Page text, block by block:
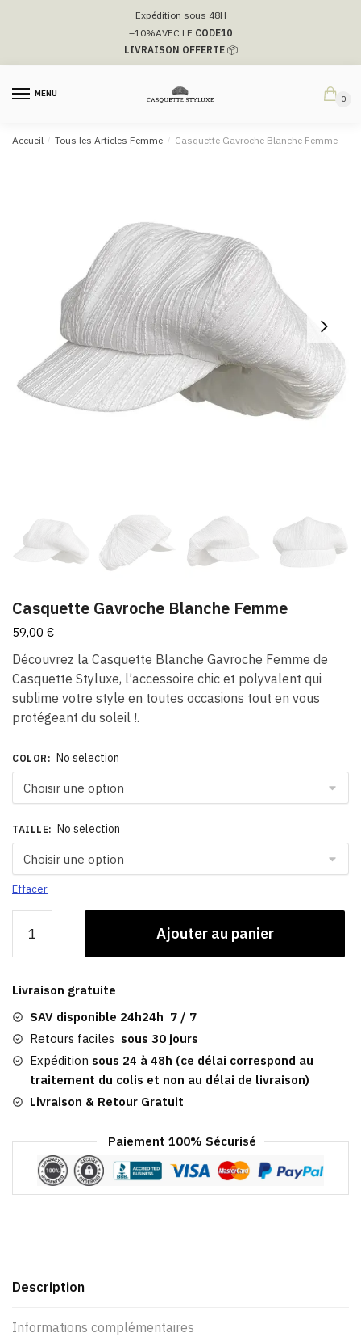
navigation
Expédition sous 48H
–10%AVEC LE CODE10
LIVRAISON OFFERTE📦
MENU
0
Accueil / Tous les Articles Femme / Casquette Gavroche Blanche Femme
Casquette Gavroche Blanche Femme
59,00 €
Découvrez la Casquette Blanche Gavroche Femme de
Casquette Styluxe, l’accessoire chic et polyvalent qui
sublime votre style en toutes occasions tout en vous
protégeant du soleil !.
COLOR : No selection
TAILLE: No selection
Effacer
Casquette
Blanche
Femme
Ajouter au panier
Livraison gratuite
SAV disponible 24h24h 7 / 7
Retours faciles sous 30 jours
Expédition sous 24 à 48h (ce délai correspond au
traitement du colis et non au délai de livraison)
Livraison & Retour Gratuit
Paiement 100% Sécurisé
Description
Informations complémentaires